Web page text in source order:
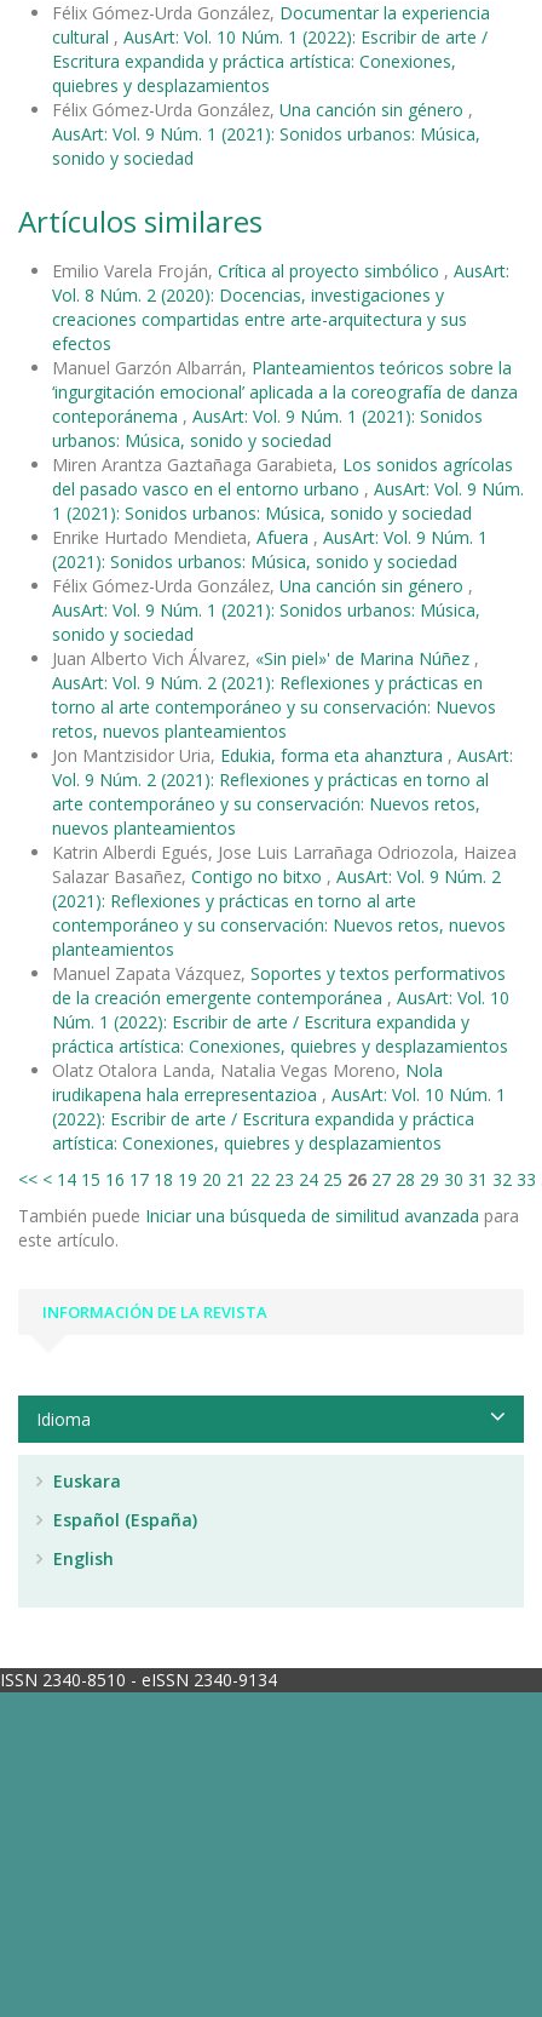
Félix Gómez-Urda González, Documentar la experiencia
cultural , AusArt: Vol. 10 Núm. 1 (2022): Escribir de arte /
Escritura expandida y práctica artística: Conexiones,
quiebres y desplazamientos
Félix Gómez-Urda González, Una canción sin género ,
AusArt: Vol. 9 Núm. 1 (2021): Sonidos urbanos: Música,
sonido y sociedad
Artículos similares
Emilio Varela Froján, Crítica al proyecto simbólico , AusArt:
Vol. 8 Núm. 2 (2020): Docencias, investigaciones y
creaciones compartidas entre arte-arquitectura y sus
efectos
Manuel Garzón Albarrán, Planteamientos teóricos sobre la
‘ingurgitación emocional’ aplicada a la coreografía de danza
conteporánema , AusArt: Vol. 9 Núm. 1 (2021): Sonidos
urbanos: Música, sonido y sociedad
Miren Arantza Gaztañaga Garabieta, Los sonidos agrícolas
del pasado vasco en el entorno urbano , AusArt: Vol. 9 Núm.
1 (2021): Sonidos urbanos: Música, sonido y sociedad
Enrike Hurtado Mendieta, Afuera , AusArt: Vol. 9 Núm. 1
(2021): Sonidos urbanos: Música, sonido y sociedad
Félix Gómez-Urda González, Una canción sin género ,
AusArt: Vol. 9 Núm. 1 (2021): Sonidos urbanos: Música,
sonido y sociedad
Juan Alberto Vich Álvarez, «Sin piel»' de Marina Núñez ,
AusArt: Vol. 9 Núm. 2 (2021): Reflexiones y prácticas en
torno al arte contemporáneo y su conservación: Nuevos
retos, nuevos planteamientos
Jon Mantzisidor Uria, Edukia, forma eta ahanztura , AusArt:
Vol. 9 Núm. 2 (2021): Reflexiones y prácticas en torno al
arte contemporáneo y su conservación: Nuevos retos,
nuevos planteamientos
Katrin Alberdi Egués, Jose Luis Larrañaga Odriozola, Haizea
Salazar Basañez, Contigo no bitxo , AusArt: Vol. 9 Núm. 2
(2021): Reflexiones y prácticas en torno al arte
contemporáneo y su conservación: Nuevos retos, nuevos
planteamientos
Manuel Zapata Vázquez, Soportes y textos performativos
de la creación emergente contemporánea , AusArt: Vol. 10
Núm. 1 (2022): Escribir de arte / Escritura expandida y
práctica artística: Conexiones, quiebres y desplazamientos
Olatz Otalora Landa, Natalia Vegas Moreno, Nola
irudikapena hala errepresentazioa , AusArt: Vol. 10 Núm. 1
(2022): Escribir de arte / Escritura expandida y práctica
artística: Conexiones, quiebres y desplazamientos
<< < 14 15 16 17 18 19 20 21 22 23 24 25 26 27 28 29 30 31 32 33
También puede Iniciar una búsqueda de similitud avanzada para
este artículo.
INFORMACIÓN DE LA REVISTA
Idioma
Euskara
Español (España)
English
ISSN 2340-8510 - eISSN 2340-9134